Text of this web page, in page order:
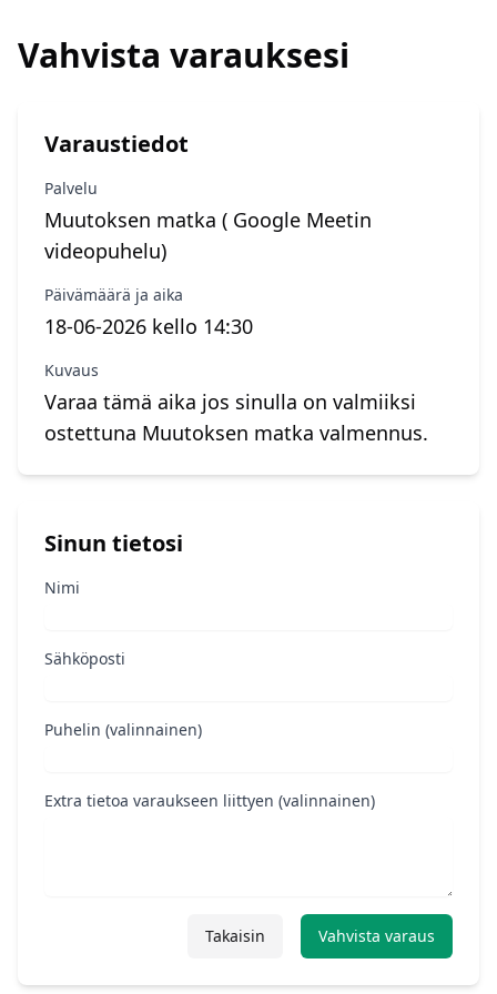
Vahvista varauksesi
Varaustiedot
Palvelu
Muutoksen matka ( Google Meetin
videopuhelu)
Päivämäärä ja aika
18-06-2026 kello 14:30
Kuvaus
Varaa tämä aika jos sinulla on valmiiksi
ostettuna Muutoksen matka valmennus.
Sinun tietosi
Nimi
Sähköposti
Puhelin (valinnainen)
Extra tietoa varaukseen liittyen (valinnainen)
Takaisin Vahvista varaus